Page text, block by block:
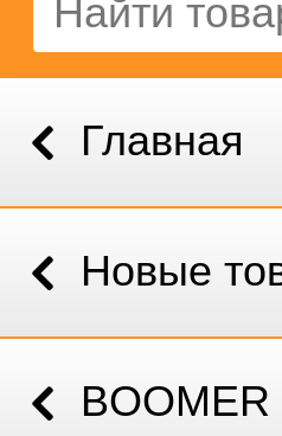
Главная
Новые
BOOMER